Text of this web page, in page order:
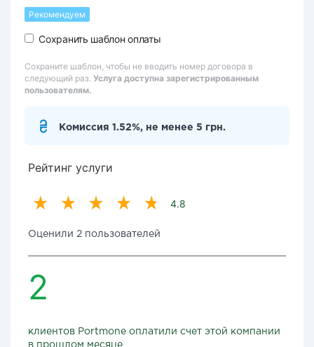
Рекомендуем
Сохранить шаблон оплаты
Сохраните шаблон, чтобы не вводить номер договора в
следующий раз. Услуга доступна зарегистрированным
пользователям.
Комиссия 1.52%, не менее 5 грн.
Рейтинг услуги
4.8
Оценили 2 пользователей
2
клиентов Portmone оплатили счет этой компании
в прошлом месяце